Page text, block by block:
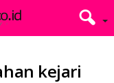
kejari